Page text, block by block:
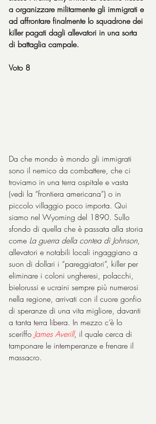
a organizzare militarmente gli immigrati e
ad affrontare finalmente lo squadrone dei
killer pagati dagli allevatori in una sorta
di battaglia campale.
Voto 8
Da che mondo è mondo gli immigrati
sono il nemico da combattere, che ci
troviamo in una terra ospitale e vasta
(vedi la “frontiera americana”) o in
piccolo villaggio poco importa. Qui
siamo nel Wyoming del 1890. Sullo
sfondo di quella che è passata alla storia
come La guerra della contea di Johnson,
allevatori e notabili locali ingaggiano a
suon di dollari i “pareggiatori”, killer per
eliminare i coloni ungheresi, polacchi,
bielorussi e ucraini sempre più numerosi
nella regione, arrivati con il cuore gonfio
di speranze di una vita migliore, davanti
a tanta terra libera. In mezzo c’è lo
sceriffo James Averill, il quale cerca di
tamponare le intemperanze e frenare il
massacro.